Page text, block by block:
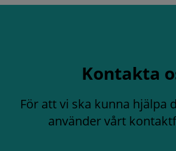
Kontakta
För att vi ska kunna hjälpa
använder vårt